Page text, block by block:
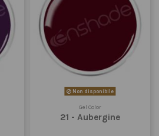
Non disponibile
Gel Color
21 - Aubergine